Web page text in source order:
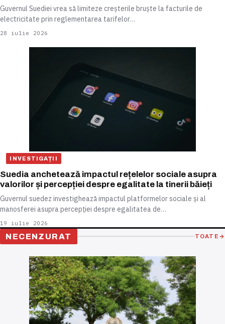
Guvernul Suediei vrea să limiteze creșterile bruște la facturile de
electricitate prin reglementarea tarifelor…
28 iulie 2026
INVESTIGAȚII
Suedia anchetează impactul rețelelor sociale asupra
valorilor și percepției despre egalitate la tinerii băieți
Guvernul suedez investighează impactul platformelor sociale și al
manosferei asupra percepției despre egalitatea de…
19 iulie 2026
NECENZURAT TOATE →